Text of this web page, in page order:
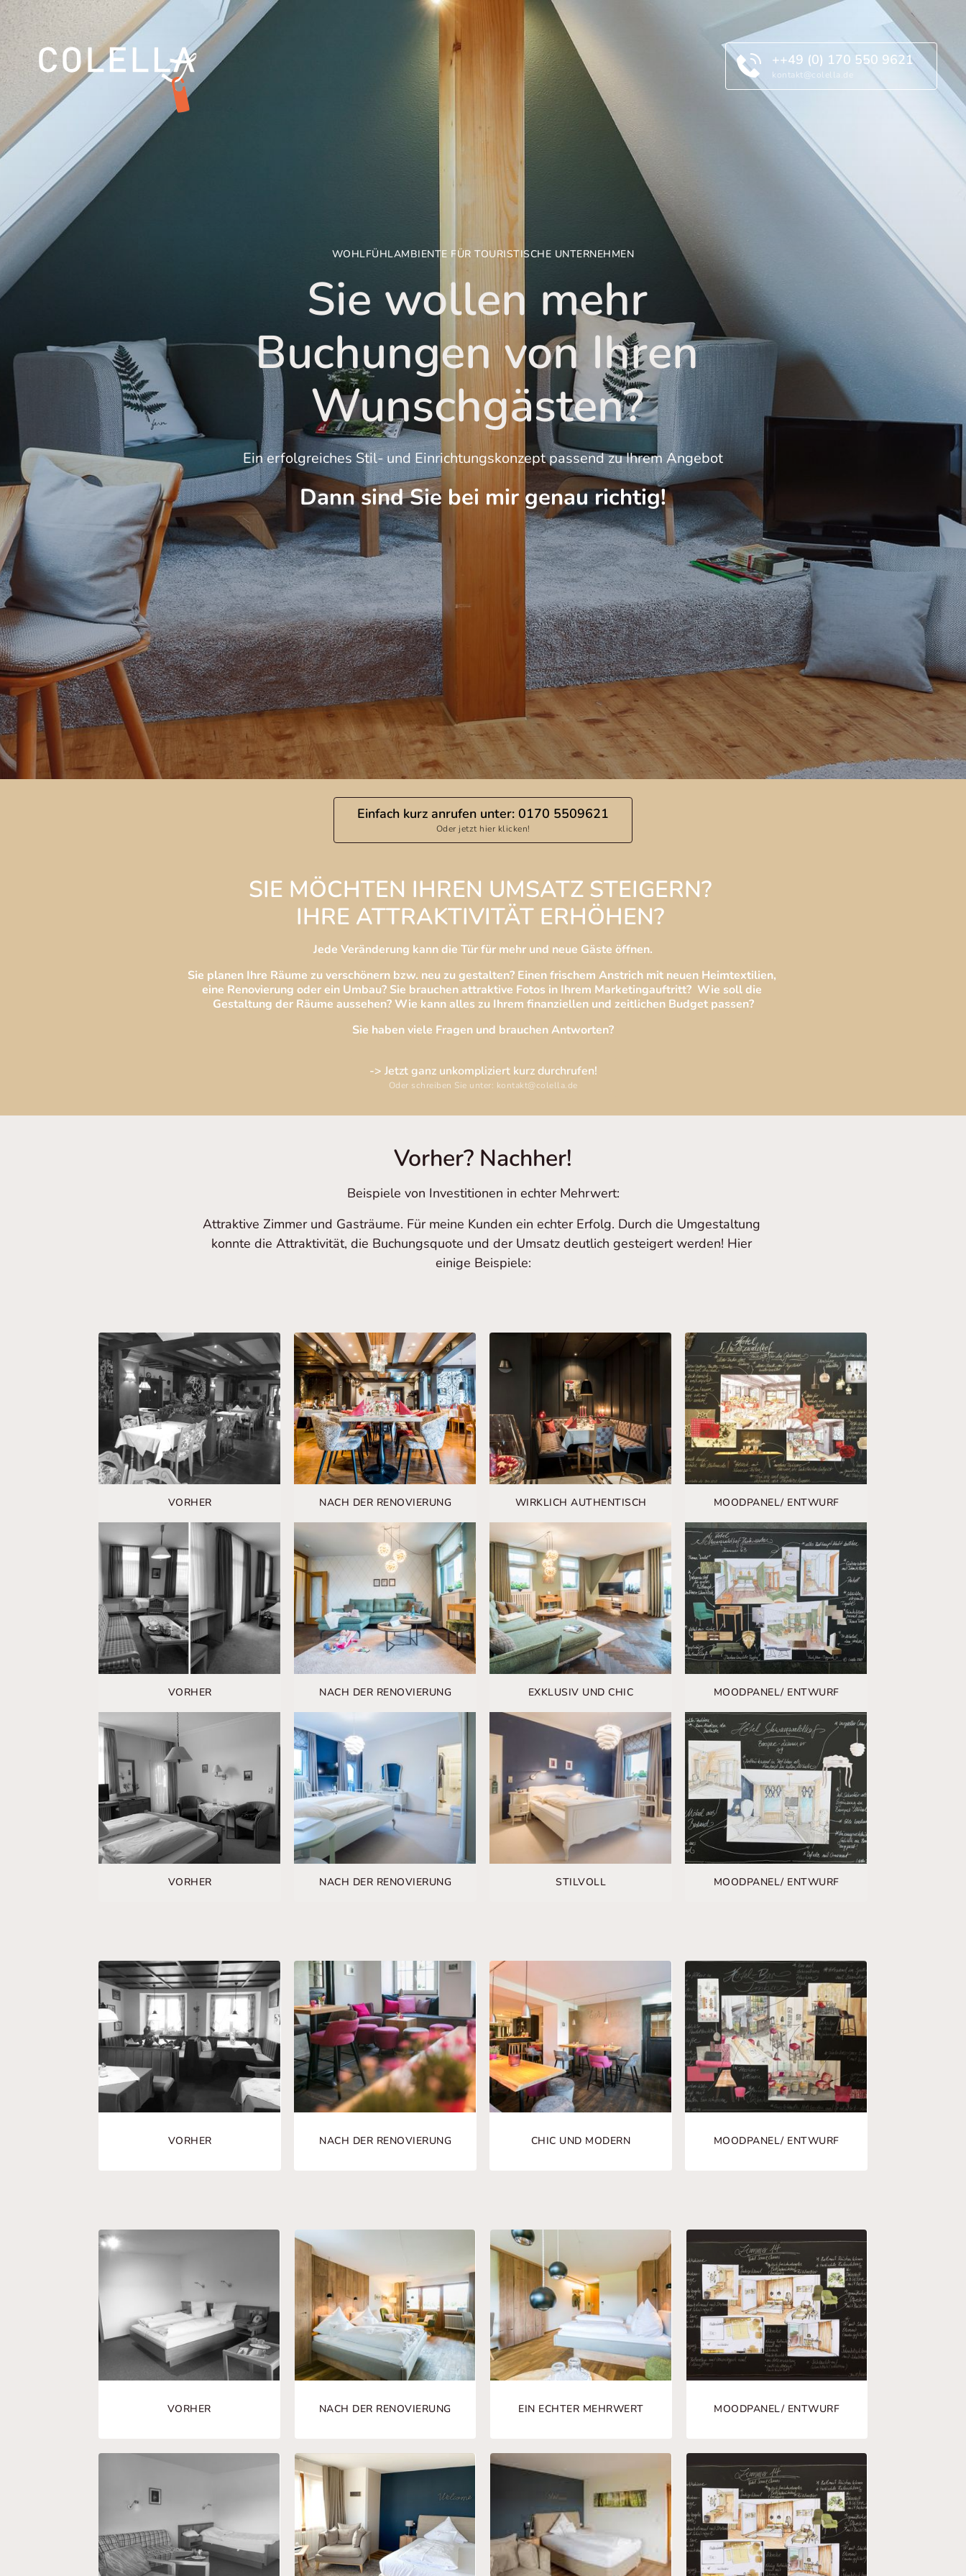
++49 (0) 170 550 9621
kontakt@colella.de
WOHLFÜHLAMBIENTE FÜR TOURISTISCHE UNTERNEHMEN
Sie wollen mehr
Buchungen von Ihren
Wunschgästen?
Ein erfolgreiches Stil- und Einrichtungskonzept passend zu Ihrem Angebot
Dann sind Sie bei mir genau richtig!
Einfach kurz anrufen unter: 0170 5509621
Oder jetzt hier klicken!
SIE MÖCHTEN IHREN UMSATZ STEIGERN?
IHRE ATTRAKTIVITÄT ERHÖHEN?
Jede Veränderung kann die Tür für mehr und neue Gäste öffnen.
Sie planen Ihre Räume zu verschönern bzw. neu zu gestalten? Einen frischem Anstrich mit neuen Heimtextilien,
eine Renovierung oder ein Umbau? Sie brauchen attraktive Fotos in Ihrem Marketingauftritt?  Wie soll die
Gestaltung der Räume aussehen? Wie kann alles zu Ihrem finanziellen und zeitlichen Budget passen?
Sie haben viele Fragen und brauchen Antworten?
-> Jetzt ganz unkompliziert kurz durchrufen!
Oder schreiben Sie unter: kontakt@colella.de
Vorher? Nachher!
Beispiele von Investitionen in echter Mehrwert:
Attraktive Zimmer und Gasträume. Für meine Kunden ein echter Erfolg. Durch die Umgestaltung
konnte die Attraktivität, die Buchungsquote und der Umsatz deutlich gesteigert werden! Hier
einige Beispiele:
VORHER NACH DER RENOVIERUNG WIRKLICH AUTHENTISCH MOODPANEL/ ENTWURF
VORHER NACH DER RENOVIERUNG EXKLUSIV UND CHIC MOODPANEL/ ENTWURF
VORHER NACH DER RENOVIERUNG STILVOLL MOODPANEL/ ENTWURF
VORHER NACH DER RENOVIERUNG CHIC UND MODERN MOODPANEL/ ENTWURF
VORHER NACH DER RENOVIERUNG EIN ECHTER MEHRWERT MOODPANEL/ ENTWURF